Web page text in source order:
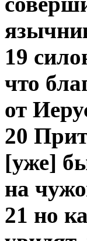
19
что
от
20
[уже]
на
21 но